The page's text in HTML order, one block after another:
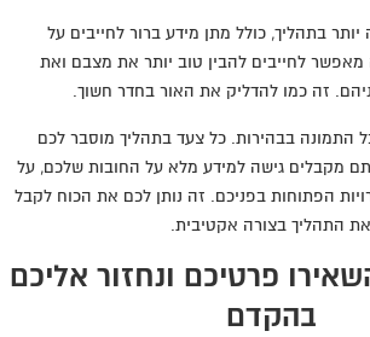
בתהליך, כולל מתן מידע ברור לחייבים על
מאפשר לחייבים להבין טוב יותר את מצבם ואת
זה כמו להדליק את האור בחדר חשוך.
התמונה בבהירות. כל צעד בתהליך מוסבר לכם
מקבלים גישה למידע מלא על החובות שלכם, על
הפתוחות בפניכם. זה נותן לכם את הכוח לקבל
התהליך בצורה אקטיבית.
פרטיכם ונחזור אליכם
בהקדם